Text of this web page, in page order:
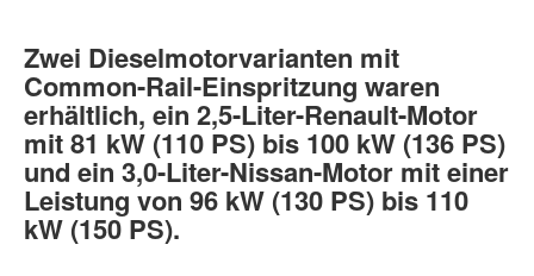
Zwei Dieselmotorvarianten mit
Common-Rail-Einspritzung waren
erhältlich, ein 2,5-Liter-Renault-Motor
mit 81 kW (110 PS) bis 100 kW (136 PS)
und ein 3,0-Liter-Nissan-Motor mit einer
Leistung von 96 kW (130 PS) bis 110
kW (150 PS).